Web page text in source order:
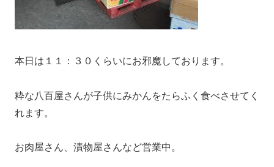
本日は１１：３０くらいにお邪魔しております。
粋な八百屋さんが子供にみかんをたらふく食べさせてく
れます。
お肉屋さん、漬物屋さんなど営業中。